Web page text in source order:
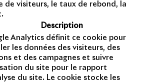
de visiteurs, le taux de rebond, la
Description
Analytics définit ce cookie pour
les données des visiteurs, des
et des campagnes et suivre
du site pour le rapport
du site. Le cookie stocke les